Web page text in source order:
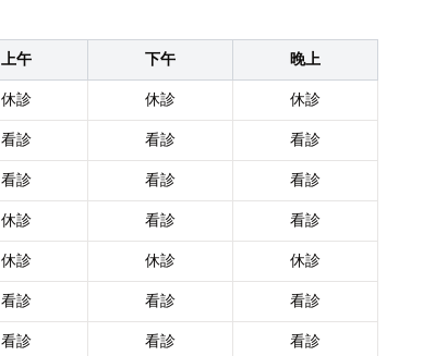
上午 下午
晚上
休診 休診
休診
看診 看診
看診
看診 看診
看診
休診 看診
看診
休診 休診
休診
看診 看診
看診
看診 看診 看診